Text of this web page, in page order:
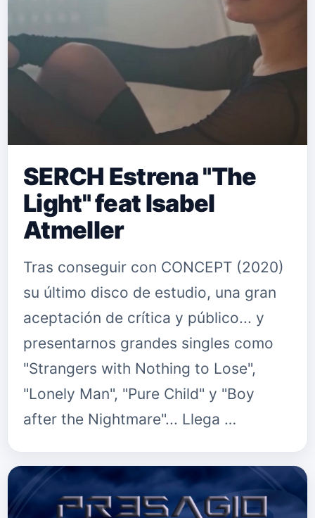
SERCH Estrena "The
Light" feat Isabel
Atmeller
Tras conseguir con CONCEPT (2020)
su último disco de estudio, una gran
aceptación de crítica y público... y
presentarnos grandes singles como
"Strangers with Nothing to Lose",
"Lonely Man", "Pure Child" y "Boy
after the Nightmare"... Llega …